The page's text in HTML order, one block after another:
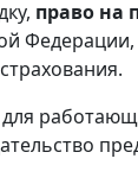
право на